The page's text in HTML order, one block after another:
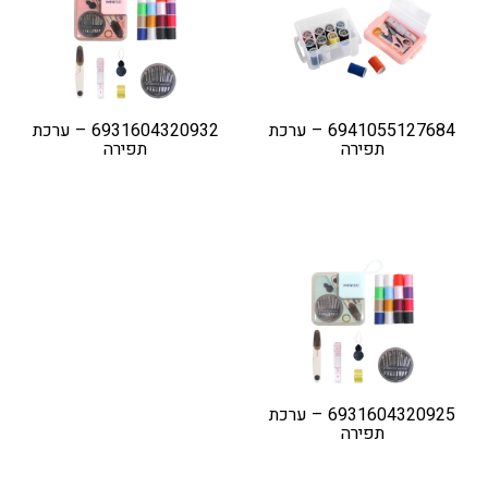
6941055127684 – ערכת
תפירה
6931604320932 – ערכת
תפירה
6931604320925 – ערכת
תפירה